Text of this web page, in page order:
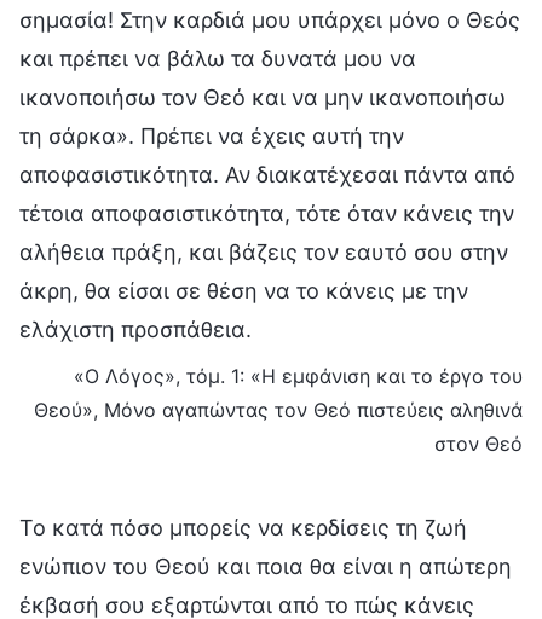
σημασία! Στην καρδιά μου υπάρχει μόνο ο Θεός
και πρέπει να βάλω τα δυνατά μου να
ικανοποιήσω τον Θεό και να μην ικανοποιήσω
τη σάρκα». Πρέπει να έχεις αυτή την
αποφασιστικότητα. Αν διακατέχεσαι πάντα από
τέτοια αποφασιστικότητα, τότε όταν κάνεις την
αλήθεια πράξη, και βάζεις τον εαυτό σου στην
άκρη, θα είσαι σε θέση να το κάνεις με την
ελάχιστη προσπάθεια.
«Ο Λόγος», τόμ. 1: «Η εμφάνιση και το έργο του
Θεού», Μόνο αγαπώντας τον Θεό πιστεύεις αληθινά
στον Θεό
Το κατά πόσο μπορείς να κερδίσεις τη ζωή
ενώπιον του Θεού και ποια θα είναι η απώτερη
έκβασή σου εξαρτώνται από το πώς κάνεις